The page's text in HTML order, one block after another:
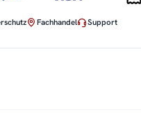
Fachhandel Support